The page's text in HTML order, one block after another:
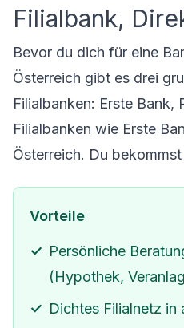
Filialbank,
Bevor du dich für eine
Österreich gibt es drei
Filialbanken: Erste Bank,
Filialbanken wie Erste
Österreich. Du
Vorteile
Persönliche
(Hypothek,
Dichtes Filialnetz in